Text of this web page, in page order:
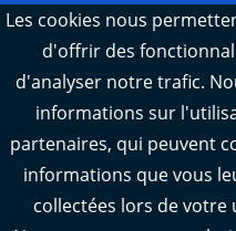
Webcams : Ré info
Webcams : Oléron
Manger 17
L'Observatoire des
Maritime
Les cookies nous
d'offrir des
d'analyser notre trafic.
informations sur
partenaires, qui peuvent
informations que vous
collectées lors de votre